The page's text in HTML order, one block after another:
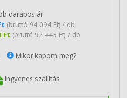
darabos ár
(bruttó 94 094 Ft) / db
Ft (bruttó 92 443 Ft) / db
Mikor kapom meg?
Ingyenes szállítás